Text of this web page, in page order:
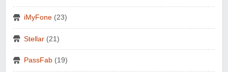
iMyFone (23)
Stellar (21)
PassFab (19)